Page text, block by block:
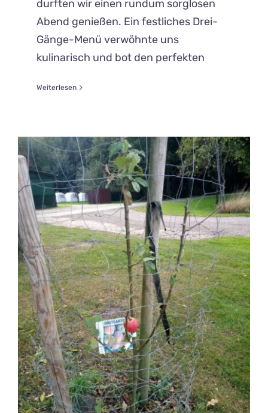
durften wir einen rundum sorglosen
Abend genießen. Ein festliches Drei-
Gänge-Menü verwöhnte uns
kulinarisch und bot den perfekten
Weiterlesen